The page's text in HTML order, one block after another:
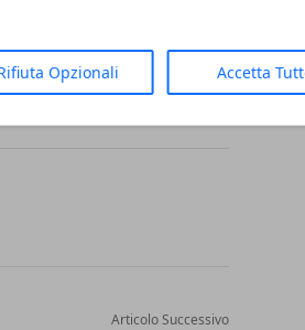
Opzionali Accetta
stato compiuto dai
Articolo Successivo